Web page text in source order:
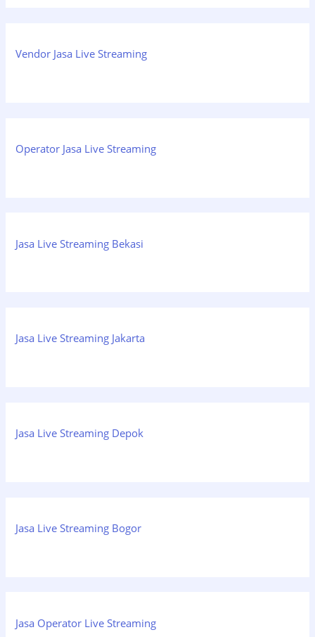
Vendor Jasa Live Streaming
Operator Jasa Live Streaming
Jasa Live Streaming Bekasi
Jasa Live Streaming Jakarta
Jasa Live Streaming Depok
Jasa Live Streaming Bogor
Jasa Operator Live Streaming